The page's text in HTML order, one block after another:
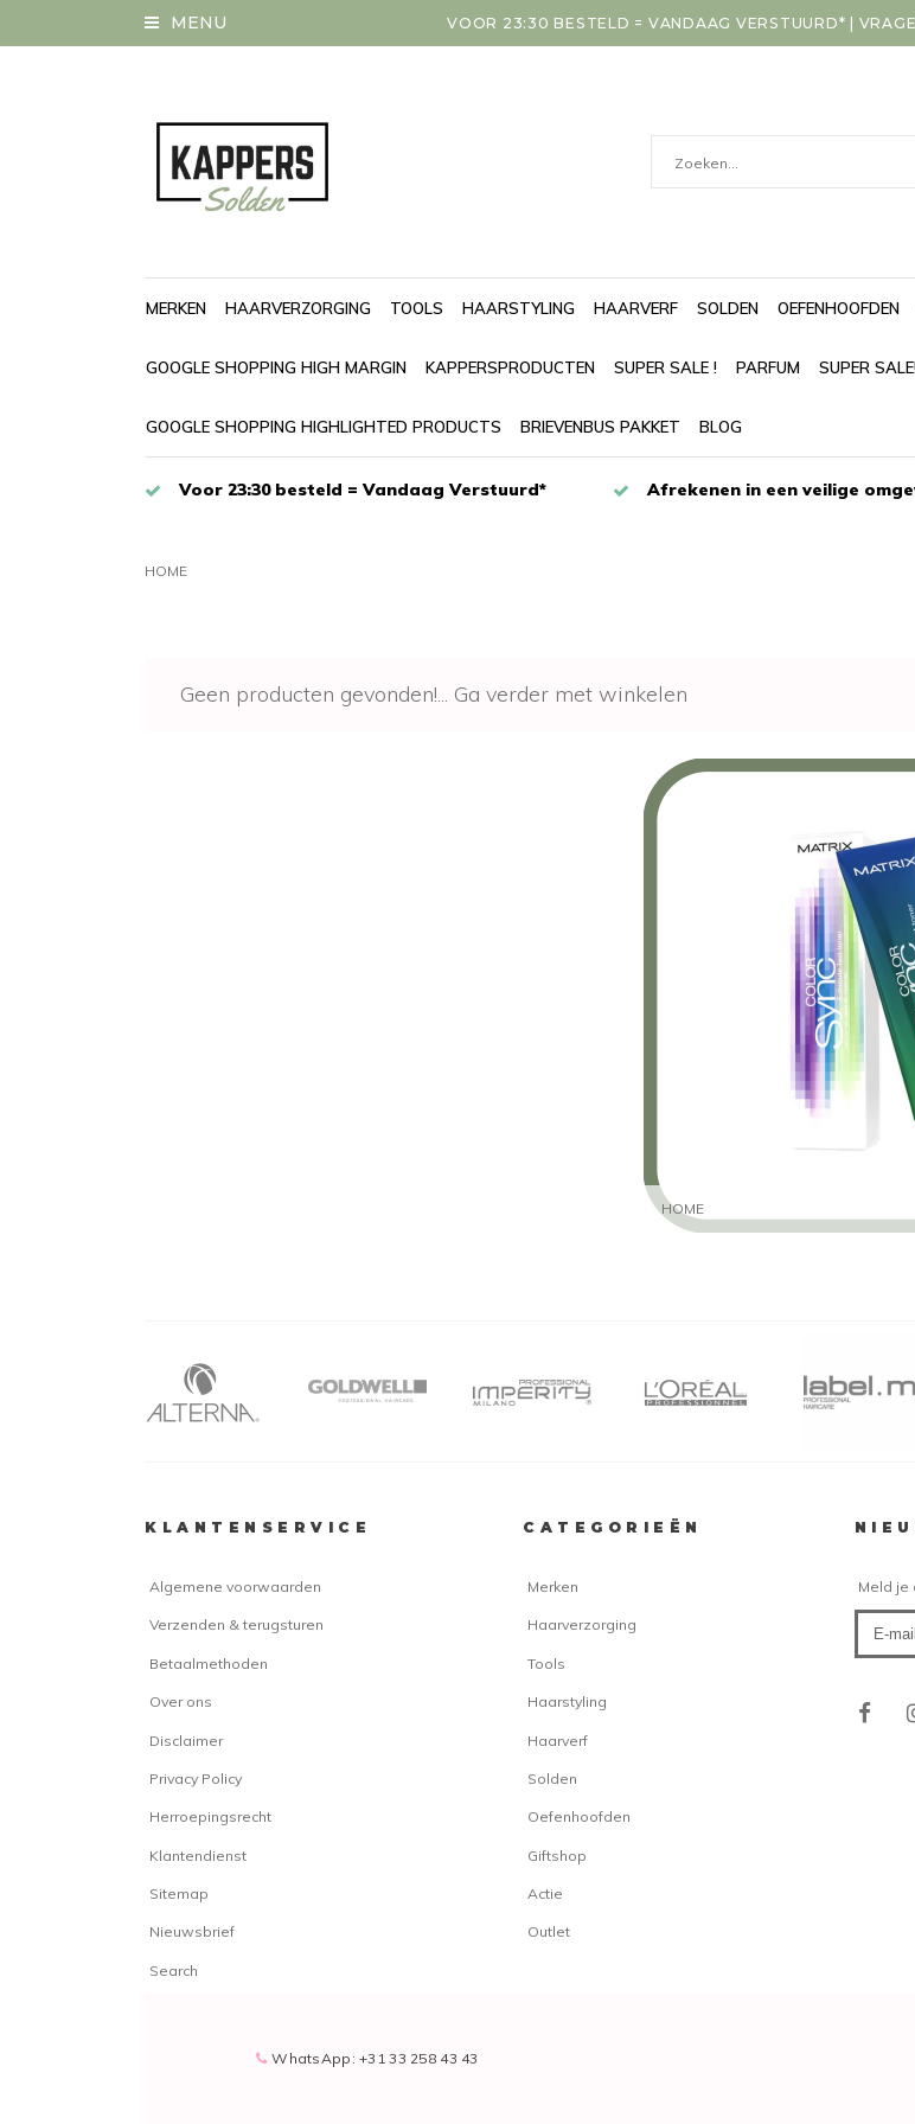
MENU VOOR 23:30 BESTELD = VANDAAG VERSTUURD* |
MERKEN HAARVERZORGING TOOLS HAARSTYLING HAARVERF SOLDEN OEFENHOOFDEN
GOOGLE SHOPPING HIGH MARGIN KAPPERSPRODUCTEN SUPER SALE ! PARFUM SUPER SALE!
GOOGLE SHOPPING HIGHLIGHTED PRODUCTS BRIEVENBUS PAKKET BLOG
Voor 23:30 besteld = Vandaag Verstuurd* Afrekenen in een veilige
HOME
Geen producten gevonden!... Ga verder met winkelen
HOME
KLANTENSERVICE
Algemene voorwaarden
Verzenden & terugsturen
Betaalmethoden
Over ons
Disclaimer
Privacy Policy
Herroepingsrecht
Klantendienst
Sitemap
Nieuwsbrief
Search
CATEGORIEËN
Merken
Haarverzorging
Tools
Haarstyling
Haarverf
Solden
Oefenhoofden
Giftshop
Actie
Outlet
Meld je
WhatsApp: +31 33 258 43 43